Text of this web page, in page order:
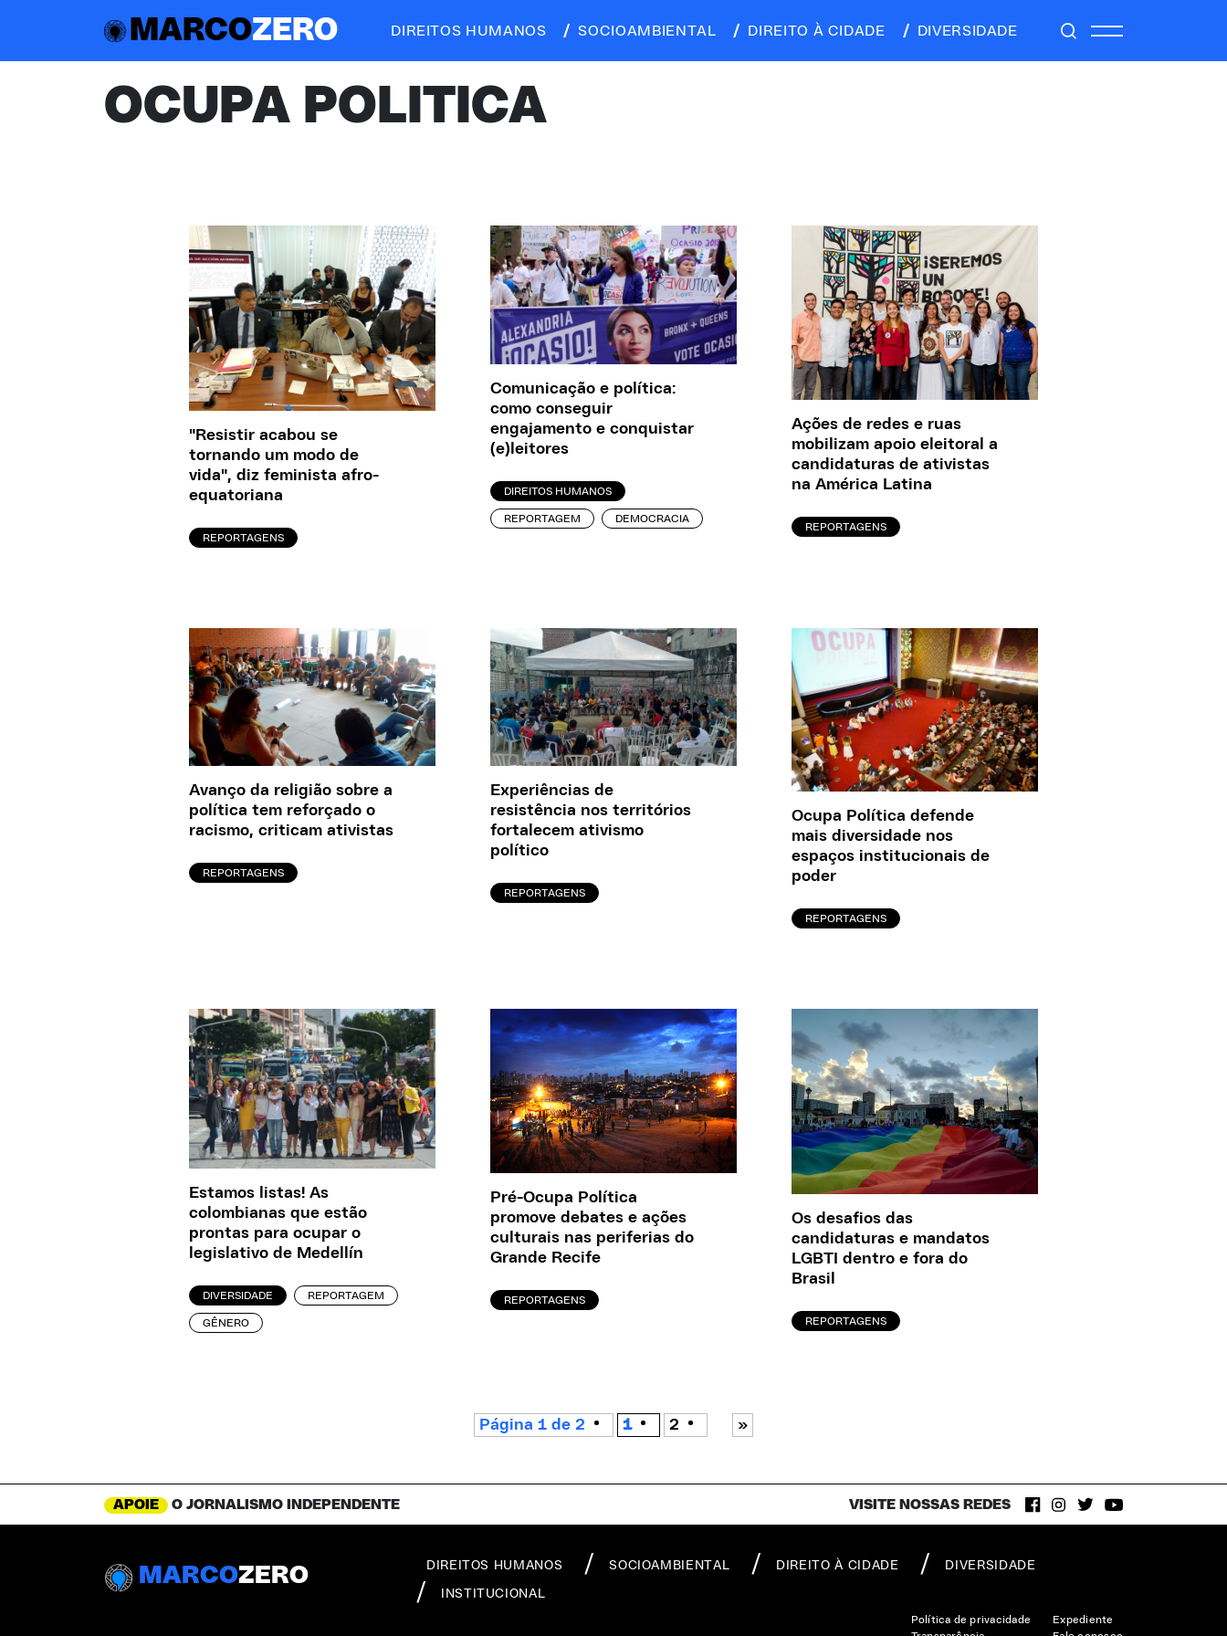
MARCOZERO DIREITOS HUMANOS SOCIOAMBIENTAL DIREITO À CIDADE DIVERSIDADE
OCUPA POLITICA
"Resistir acabou se
tornando um modo de
vida", diz feminista afro-
equatoriana
REPORTAGENS
Comunicação e política:
como conseguir
engajamento e conquistar
(e)leitores
DIREITOS HUMANOS
REPORTAGEM DEMOCRACIA
Ações de redes e ruas
mobilizam apoio eleitoral a
candidaturas de ativistas
na América Latina
REPORTAGENS
Avanço da religião sobre a
política tem reforçado o
racismo, criticam ativistas
REPORTAGENS
Experiências de
resistência nos territórios
fortalecem ativismo
político
REPORTAGENS
Ocupa Política defende
mais diversidade nos
espaços institucionais de
poder
REPORTAGENS
Estamos listas! As
colombianas que estão
prontas para ocupar o
legislativo de Medellín
DIVERSIDADE REPORTAGEM
GÊNERO
Pré-Ocupa Política
promove debates e ações
culturais nas periferias do
Grande Recife
REPORTAGENS
Os desafios das
candidaturas e mandatos
LGBTI dentro e fora do
Brasil
REPORTAGENS
Página 1 de 2 1 2 »
APOIE O JORNALISMO INDEPENDENTE VISITE NOSSAS REDES
MARCOZERO DIREITOS HUMANOS SOCIOAMBIENTAL DIREITO À CIDADE DIVERSIDADE
INSTITUCIONAL
Política de privacidade
Expediente